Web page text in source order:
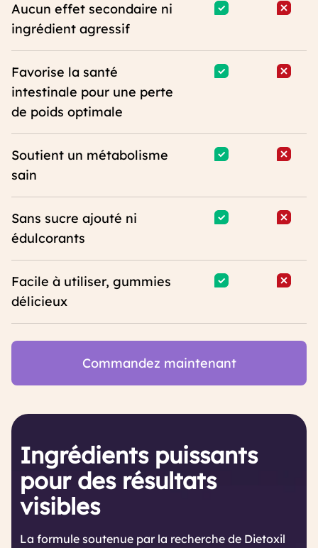
Aucun effet secondaire ni
ingrédient agressif
Favorise la santé
intestinale pour une perte
de poids optimale
Soutient un métabolisme
sain
Sans sucre ajouté ni
édulcorants
Facile à utiliser, gummies
délicieux
Commandez maintenant
Ingrédients puissants
pour des résultats
visibles
La formule soutenue par la recherche de Dietoxil